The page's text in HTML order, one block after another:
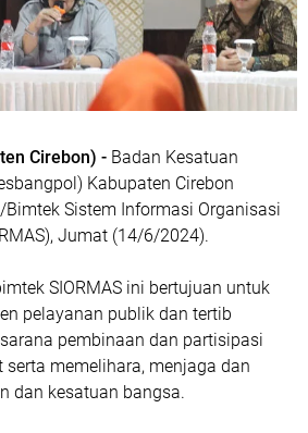
Cirebon) - Badan Kesatuan
Kabupaten Cirebon
Sistem Informasi Organisasi
Jumat (14/6/2024).
SIORMAS ini bertujuan untuk
pelayanan publik dan tertib
pembinaan dan partisipasi
memelihara, menjaga dan
dan kesatuan bangsa.